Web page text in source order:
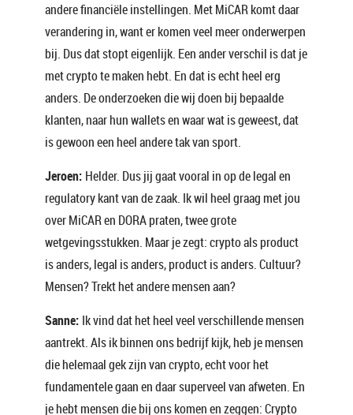
andere financiële instellingen. Met MiCAR komt daar
verandering in, want er komen veel meer onderwerpen
bij. Dus dat stopt eigenlijk. Een ander verschil is dat je
met crypto te maken hebt. En dat is echt heel erg
anders. De onderzoeken die wij doen bij bepaalde
klanten, naar hun wallets en waar wat is geweest, dat
is gewoon een heel andere tak van sport.
Jeroen: Helder. Dus jij gaat vooral in op de legal en
regulatory kant van de zaak. Ik wil heel graag met jou
over MiCAR en DORA praten, twee grote
wetgevingsstukken. Maar je zegt: crypto als product
is anders, legal is anders, product is anders. Cultuur?
Mensen? Trekt het andere mensen aan?
Sanne: Ik vind dat het heel veel verschillende mensen
aantrekt. Als ik binnen ons bedrijf kijk, heb je mensen
die helemaal gek zijn van crypto, echt voor het
fundamentele gaan en daar superveel van afweten. En
je hebt mensen die bij ons komen en zeggen: Crypto